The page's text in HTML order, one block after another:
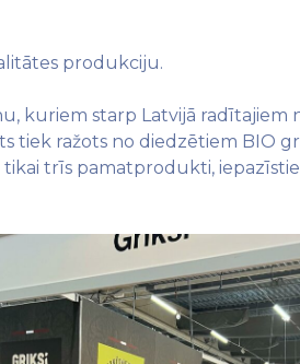
produkciju.
kuriem starp Latvijā radītajiem
tiek ražots no diedzētiem BIO
tikai trīs pamatprodukti,